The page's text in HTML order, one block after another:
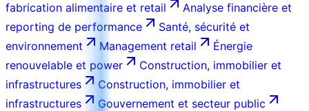
fabrication alimentaire et retail
Analyse financière et
reporting de performance
Santé, sécurité et
environnement
Management retail
Énergie
renouvelable et power
Construction, immobilier et
infrastructures
Construction, immobilier et
infrastructures
Gouvernement et secteur public